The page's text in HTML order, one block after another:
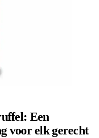
Een
voor elk gerecht